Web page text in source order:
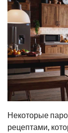
Некоторые
рецептами,